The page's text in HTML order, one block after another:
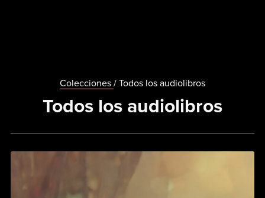
Colecciones / Todos los audiolibros
Todos los audiolibros